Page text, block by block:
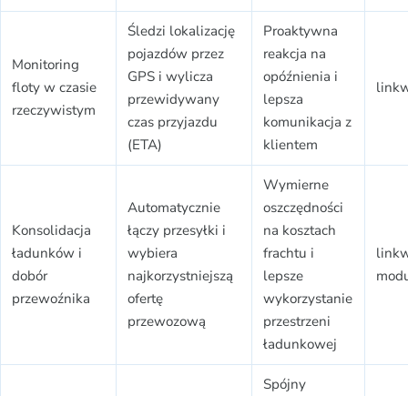
Monitoring
floty w czasie
rzeczywistym
Śledzi lokalizację
pojazdów przez
GPS i wylicza
przewidywany
czas przyjazdu
(ETA)
Proaktywna
reakcja na
opóźnienia i
lepsza
komunikacja z
klientem
Konsolidacja
ładunków i
dobór
przewoźnika
Automatycznie
łączy przesyłki i
wybiera
najkorzystniejszą
ofertę
przewozową
Wymierne
oszczędności
na kosztach
frachtu i
lepsze
wykorzystanie
przestrzeni
ładunkowej
Spójny